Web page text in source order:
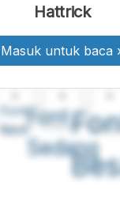
Font
Kecil
Font
Sedang
Hattrick
Masuk untuk baca